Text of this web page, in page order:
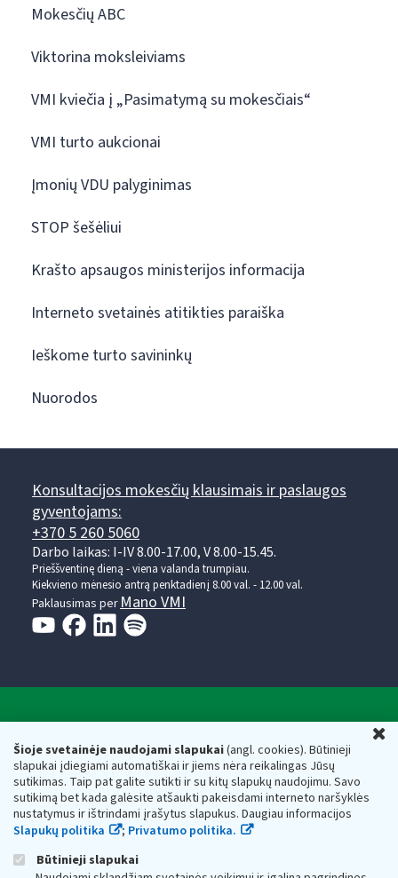
Šioje svetainėje naudojami slapukai(angl. cookies). Būtinieji
slapukai įdiegiami automatiškai ir jiems nėra reikalingas Jūsų
sutikimas. Taip pat galite sutikti ir su kitų slapukų naudojimu. Savo
sutikimą bet kada galėsite atšaukti pakeisdami interneto naršyklės
nustatymus ir ištrindami įrašytus slapukus. Daugiau informacijos
Slapukų politika
; Privatumo politika.
Būtinieji slapukai
Mokesčių ABC
Viktorina moksleiviams
VMI kviečia į „Pasimatymą su mokesčiais“
VMI turto aukcionai
Įmonių VDU palyginimas
STOP šešėliui
Krašto apsaugos ministerijos informacija
Interneto svetainės atitikties paraiška
Ieškome turto savininkų
Nuorodos
Konsultacijos mokesčių klausimais ir paslaugos
gyventojams:
+370 5 260 5060
Darbo laikas: I-IV 8.00-17.00, V 8.00-15.45.
Prieššventinę dieną - viena valanda trumpiau.
Kiekvieno mėnesio antrą penktadienį 8.00 val. - 12.00 val.
Paklausimas per Mano VMI
Respublikos finansų ministerijos
Biudžetinė įstaiga. Juridinio asmens kodas — 188659752,
adresas: Vasario 16-osios g. 14, 01107 Vilnius, Lietuva, el.paštas:
vmi@vmi.lt, E. pristatymo dėžutės adresas 188659752
Duomenys apie Valstybinę mokesčių inspekciją prie Lietuvos
Respublikos finansų ministerijos kaupiami ir saugomi Juridinių